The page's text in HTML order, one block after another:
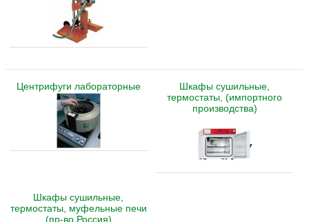
Центрифуги лабораторные
Шкафы сушильные,
термостаты, (импортного
производства)
Шкафы сушильные,
термостаты, муфельные печи
(пр-во Россия)